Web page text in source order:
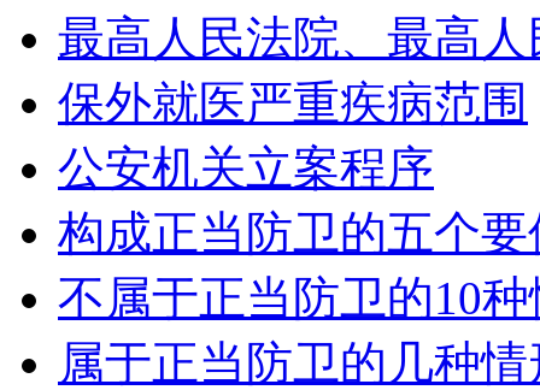
最高人民法院、最高
保外就医严重疾病范围
公安机关立案程序
构成正当防卫的五个要
不属于正当防卫的10
属于正当防卫的几种情